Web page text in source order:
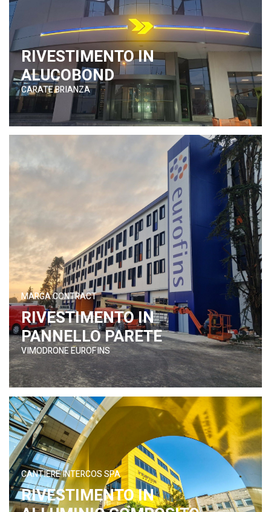
RIVESTIMENTO IN
ALUCOBOND
CARATE BRIANZA
MARGA CONTRACT
RIVESTIMENTO IN
PANNELLO PARETE
VIMODRONE EUROFINS
CANTIERE INTERCOS SPA
RIVESTIMENTO IN